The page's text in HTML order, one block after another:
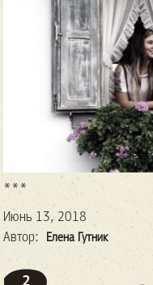
***
Июнь 13, 2018
Автор:
Елена Гутник
2